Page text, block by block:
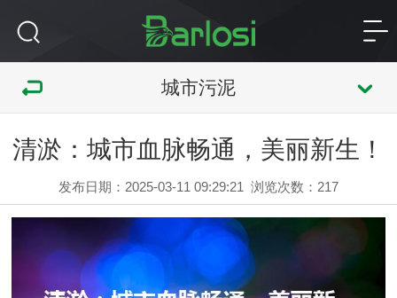
城市污泥
清淤：城市血脉畅通，美丽新生！
发布日期：2025-03-11 09:29:21 浏览次数： 217